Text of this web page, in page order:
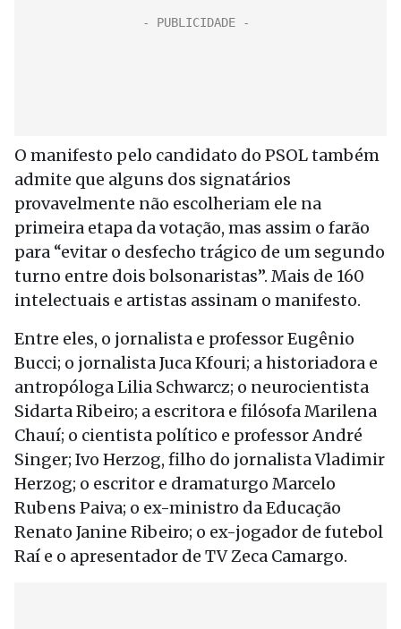
O manifesto pelo candidato do PSOL também
admite que alguns dos signatários
provavelmente não escolheriam ele na
primeira etapa da votação, mas assim o farão
para “evitar o desfecho trágico de um segundo
turno entre dois bolsonaristas”. Mais de 160
intelectuais e artistas assinam o manifesto.
Entre eles, o jornalista e professor Eugênio
Bucci; o jornalista Juca Kfouri; a historiadora e
antropóloga Lilia Schwarcz; o neurocientista
Sidarta Ribeiro; a escritora e filósofa Marilena
Chauí; o cientista político e professor André
Singer; Ivo Herzog, filho do jornalista Vladimir
Herzog; o escritor e dramaturgo Marcelo
Rubens Paiva; o ex-ministro da Educação
Renato Janine Ribeiro; o ex-jogador de futebol
Raí e o apresentador de TV Zeca Camargo.